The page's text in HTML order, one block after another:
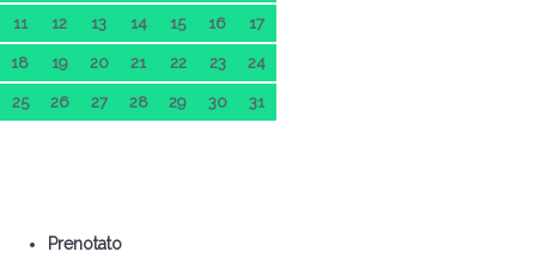
11 12 13 14 15 16 17
18 19 20 21 22 23 24
25 26 27 28 29 30 31
Prenotato